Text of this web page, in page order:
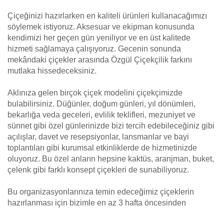
Çiçeğinizi hazırlarken en kaliteli ürünleri kullanacağımızı
söylemek istiyoruz. Aksesuar ve ekipman konusunda
kendimizi her geçen gün yeniliyor ve en üst kalitede
hizmeti sağlamaya çalışıyoruz. Gecenin sonunda
mekândaki çiçekler arasında Özgül Çiçekçilik farkını
mutlaka hissedeceksiniz.
Aklınıza gelen birçok çiçek modelini çiçekçimizde
bulabilirsiniz. Düğünler, doğum günleri, yıl dönümleri,
bekarlığa veda geceleri, evlilik teklifleri, mezuniyet ve
sünnet gibi özel günlerinizde bizi tercih edebileceğiniz gibi
açılışlar, davet ve resepsiyonlar, lansmanlar ve bayi
toplantıları gibi kurumsal etkinliklerde de hizmetinizde
oluyoruz. Bu özel anların hepsine kaktüs, aranjman, buket,
çelenk gibi farklı konsept çiçekleri de sunabiliyoruz.
Bu organizasyonlarınıza temin edeceğimiz çiçeklerin
hazırlanması için bizimle en az 3 hafta öncesinden